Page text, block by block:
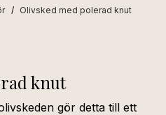
Olivsked med polerad knut
knut
gör detta till ett